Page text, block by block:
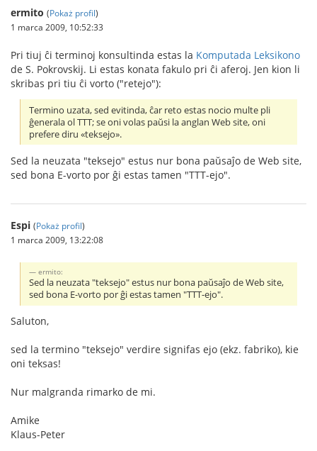
ermito (Pokaż profil)
1 marca 2009, 10:52:33
Pri tiuj ĉi terminoj konsultinda estas la Komputada Leksikono
de S. Pokrovskij. Li estas konata fakulo pri ĉi aferoj. Jen kion li
skribas pri tiu ĉi vorto ("retejo"):
Termino uzata, sed evitinda, ĉar reto estas nocio multe pli
ĝenerala ol TTT; se oni volas paŭsi la anglan Web site, oni
prefere diru «teksejo».
Sed la neuzata "teksejo" estus nur bona paŭsaĵo de Web site,
sed bona E-vorto por ĝi estas tamen "TTT-ejo".
Espi (Pokaż profil)
1 marca 2009, 13:22:08
ermito:
Sed la neuzata "teksejo" estus nur bona paŭsaĵo de Web site,
sed bona E-vorto por ĝi estas tamen "TTT-ejo".
Saluton,
sed la termino "teksejo" verdire signifas ejo (ekz. fabriko), kie
oni teksas!
Nur malgranda rimarko de mi.
Amike
Klaus-Peter